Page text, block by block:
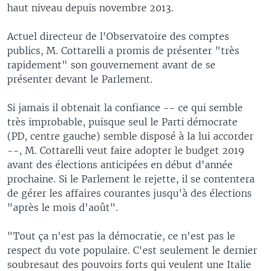
haut niveau depuis novembre 2013.
Actuel directeur de l'Observatoire des comptes
publics, M. Cottarelli a promis de présenter "très
rapidement" son gouvernement avant de se
présenter devant le Parlement.
Si jamais il obtenait la confiance -- ce qui semble
très improbable, puisque seul le Parti démocrate
(PD, centre gauche) semble disposé à la lui accorder
--, M. Cottarelli veut faire adopter le budget 2019
avant des élections anticipées en début d'année
prochaine. Si le Parlement le rejette, il se contentera
de gérer les affaires courantes jusqu'à des élections
"après le mois d'août".
"Tout ça n'est pas la démocratie, ce n'est pas le
respect du vote populaire. C'est seulement le dernier
soubresaut des pouvoirs forts qui veulent une Italie